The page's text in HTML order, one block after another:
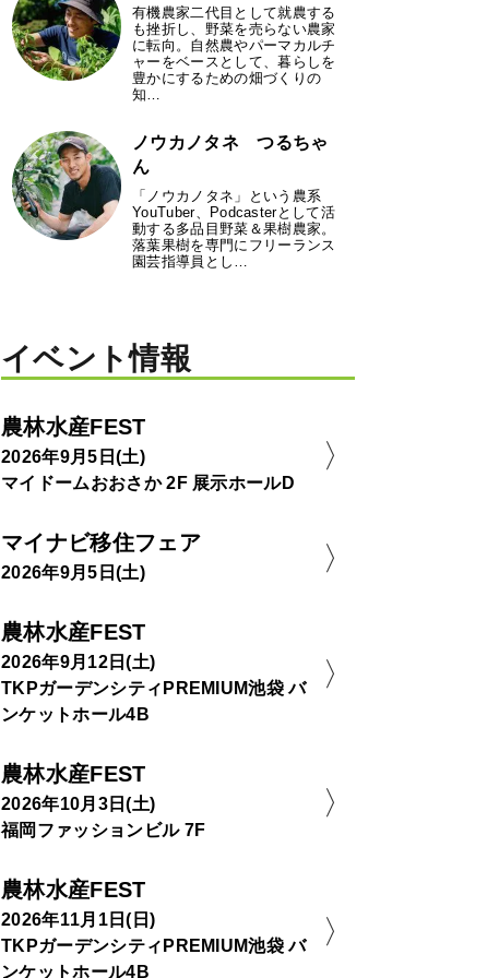
有機農家二代目として就農する
も挫折し、野菜を売らない農家
に転向。自然農やパーマカルチ
ャーをベースとして、暮らしを
豊かにするための畑づくりの
知…
ノウカノタネ つるちゃ
ん
「ノウカノタネ」という農系
YouTuber、Podcasterとして活
動する多品目野菜＆果樹農家。
落葉果樹を専門にフリーランス
園芸指導員とし…
イベント情報
農林水産FEST
2026年9月5日(土)
マイドームおおさか 2F 展示ホールD
マイナビ移住フェア
2026年9月5日(土)
農林水産FEST
2026年9月12日(土)
TKPガーデンシティPREMIUM池袋 バ
ンケットホール4B
農林水産FEST
2026年10月3日(土)
福岡ファッションビル 7F
農林水産FEST
2026年11月1日(日)
TKPガーデンシティPREMIUM池袋 バ
ンケットホール4B